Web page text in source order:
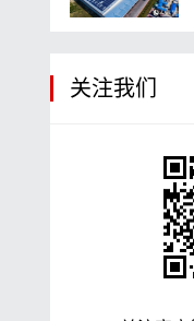
关注我们